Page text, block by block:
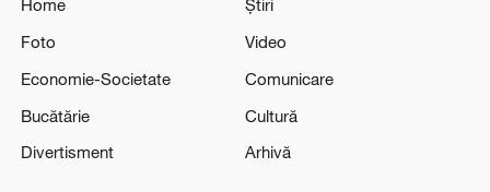
Home
Știri
Foto
Video
Economie-Societate
Comunicare
Bucătărie
Cultură
Divertisment
Arhivă